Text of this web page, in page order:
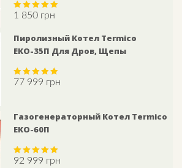
Rated 5.00
out of 5
1 850 грн
Пиролизный Котел Termico
ЕКО-35П Для Дров, Щепы
Rated5.00
77 999 грн
Газогенераторный Котел Termico
ЕКО-60П
Rated5.00
92 999 грн